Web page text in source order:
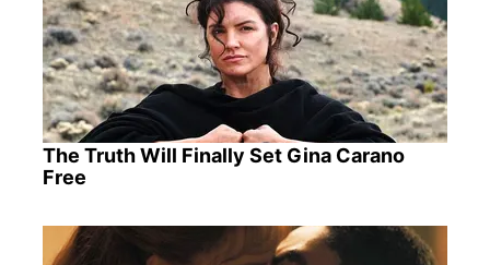
The Truth Will Finally Set Gina Carano
Free